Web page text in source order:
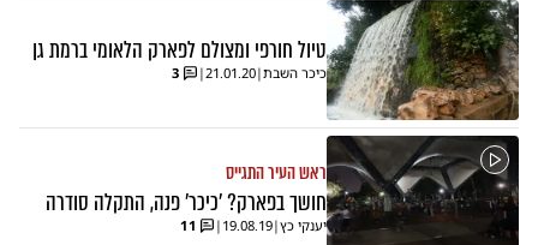
טיול חורפי ומצולם לפארק הלאומי ברמת גן
כיכר השבת|
21.01.20
|
3
ראש העיר התגייס
חושך בפארק? 'כיכר' פנה, התקלה סודרה
יענקי כץ|
19.08.19
|
11